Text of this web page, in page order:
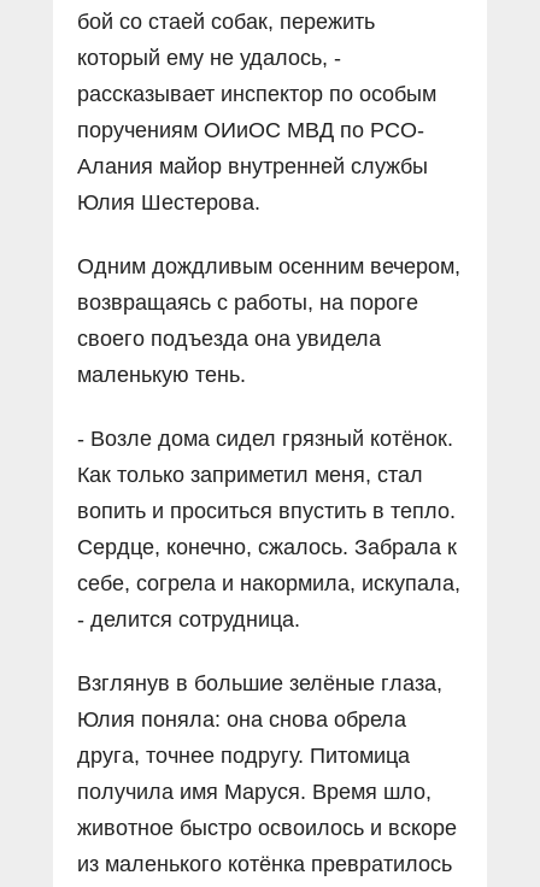
бой со стаей собак, пережить
который ему не удалось, -
рассказывает инспектор по особым
поручениям ОИиОС МВД по РСО-
Алания майор внутренней службы
Юлия Шестерова.
Одним дождливым осенним вечером,
возвращаясь с работы, на пороге
своего подъезда она увидела
маленькую тень.
- Возле дома сидел грязный котёнок.
Как только заприметил меня, стал
вопить и проситься впустить в тепло.
Сердце, конечно, сжалось. Забрала к
себе, согрела и накормила, искупала,
- делится сотрудница.
Взглянув в большие зелёные глаза,
Юлия поняла: она снова обрела
друга, точнее подругу. Питомица
получила имя Маруся. Время шло,
животное быстро освоилось и вскоре
из маленького котёнка превратилось